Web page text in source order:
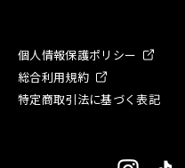
個人情報保護ポリシー
総合利用規約
特定商取引法に基づく表記